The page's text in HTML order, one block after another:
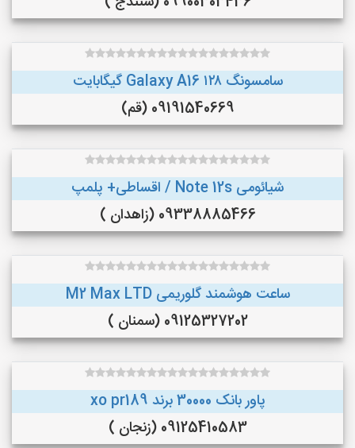
سامسونگ Galaxy A16 ۱۲۸ گیگابایت
09191540669 (قم)
شیائومی Note 12s / اقساطی+ پلمپ
09338885466 (زاهدان )
ساعت هوشمند گلوریمی M2 Max LTD
09125327202 (سمنان )
پاور بانک 30000 برند xo pr189
09125410583 (زنجان )